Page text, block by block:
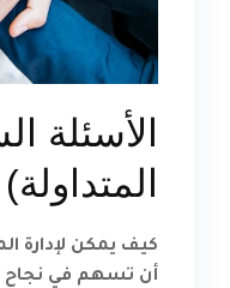
الأسئلة
المتداولة)
كيف يمكن لإدارة
أن تسهم في